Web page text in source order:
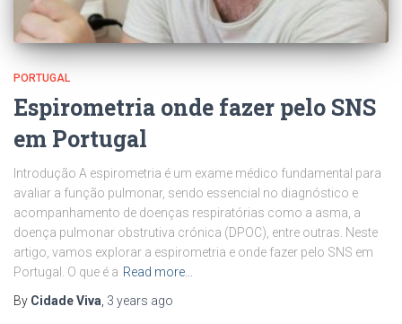
PORTUGAL
Espirometria onde fazer pelo SNS
em Portugal
Introdução A espirometria é um exame médico fundamental para
avaliar a função pulmonar, sendo essencial no diagnóstico e
acompanhamento de doenças respiratórias como a asma, a
doença pulmonar obstrutiva crónica (DPOC), entre outras. Neste
artigo, vamos explorar a espirometria e onde fazer pelo SNS em
Portugal. O que é a Read more…
By Cidade Viva 3 years ago